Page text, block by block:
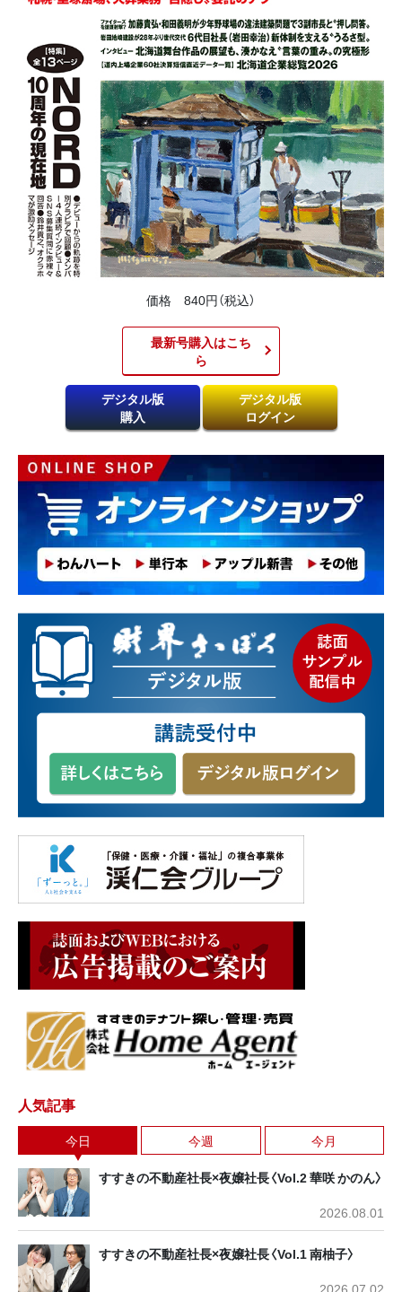
価格 840円（税込）
最新号購入はこち
ら​
デジタル版
購入
デジタル版
ログイン
人気記事
今日 今週 今月
すすきの不動産社長×夜嬢社長〈Vol.2 華咲 かのん〉
2026.08.01
すすきの不動産社長×夜嬢社長〈Vol.1 南柚子〉
2026.07.02